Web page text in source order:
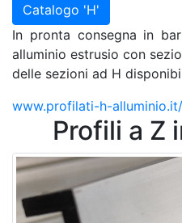
Catalogo 'H'
In pronta consegna in
alluminio estrusio con
delle sezioni ad H
www.profilati-h-alluminio.it/
Profili a Z